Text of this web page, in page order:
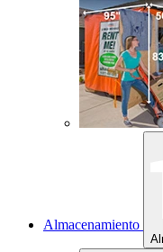
Almacenamiento